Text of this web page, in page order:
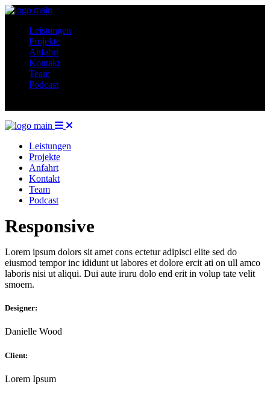
Leistungen
Projekte
Anfahrt
Kontakt
Team
Podcast
Leistungen
Projekte
Anfahrt
Kontakt
Team
Podcast
Responsive
Lorem ipsum dolors sit amet cons ectetur adipisci elite sed do
eiusmod tempor inc ididunt ut labores et dolore ercit ati on ull amco
laboris nisi ut aliqui. Dui aute iruru dolo end erit in volup tate velit
smoem.
Designer:
Danielle Wood
Client:
Lorem Ipsum